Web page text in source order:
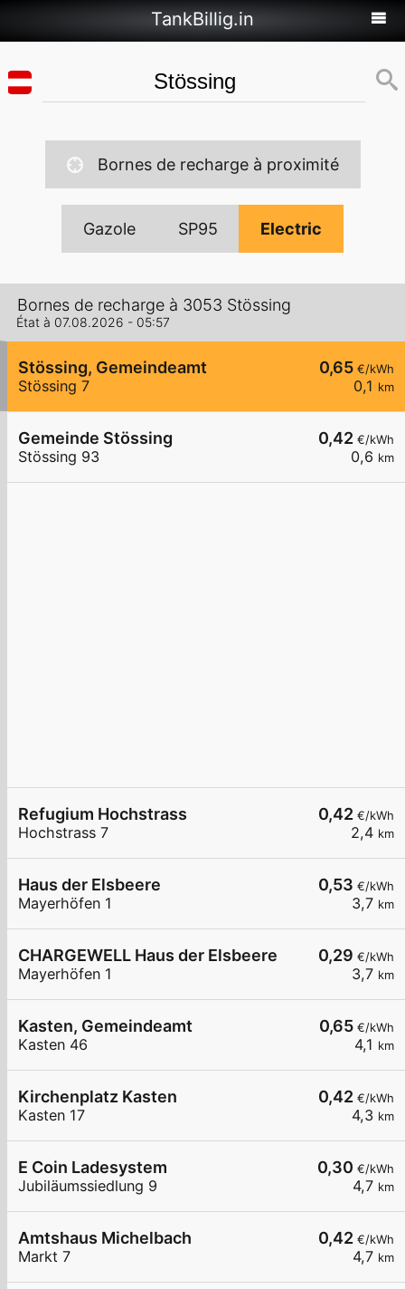
TankBillig.in
Bornes de recharge à proximité
Gazole SP95 Electric
Bornes de recharge à 3053 Stössing
État à 07.08.2026 - 05:57
0,65 €/kWh
0,1 km
Stössing, Gemeindeamt
Stössing 7
0,42 €/kWh
0,6 km
Gemeinde Stössing
Stössing 93
0,42 €/kWh
2,4 km
Refugium Hochstrass
Hochstrass 7
0,53 €/kWh
3,7 km
Haus der Elsbeere
Mayerhöfen 1
0,29 €/kWh
3,7 km
CHARGEWELL Haus der Elsbeere
Mayerhöfen 1
0,65 €/kWh
4,1 km
Kasten, Gemeindeamt
Kasten 46
0,42 €/kWh
4,3 km
Kirchenplatz Kasten
Kasten 17
0,30 €/kWh
4,7 km
E Coin Ladesystem
Jubiläumssiedlung 9
0,42 €/kWh
4,7 km
Amtshaus Michelbach
Markt 7